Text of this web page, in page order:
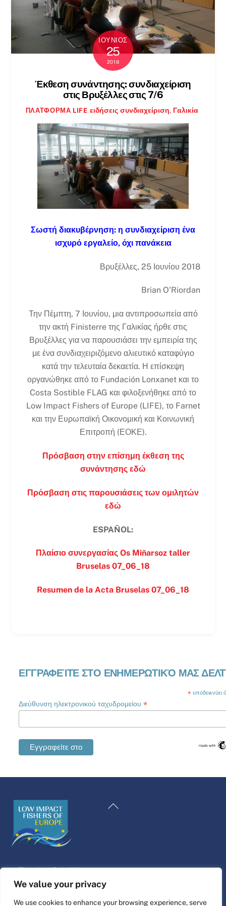
We value your privacy
We use cookies to enhance your browsing experience, serve
ΙΟΎΝΙΟΣ
25
2018
Έκθεση συνάντησης: συνδιαχείριση
στις Βρυξέλλες στις 7/6
ΠΛΑΤΦΌΡΜΑ LIFE ειδήσεις συνδιαχείριση, Γαλικία
Σωστή διακυβέρνηση: η συνδιαχείριση ένα
ισχυρό εργαλείο, όχι πανάκεια
Βρυξέλλες, 25 Ιουνίου 2018
Brian O'Riordan
Την Πέμπτη, 7 Ιουνίου, μια αντιπροσωπεία από
την ακτή Finisterre της Γαλικίας ήρθε στις
Βρυξέλλες για να παρουσιάσει την εμπειρία της
με ένα συνδιαχειριζόμενο αλιευτικό καταφύγιο
κατά την τελευταία δεκαετία. Η επίσκεψη
οργανώθηκε από το Fundación Lonxanet και το
Costa Sostible FLAG και φιλοξενήθηκε από το
Low Impact Fishers of Europe (LIFE), το Farnet
και την Ευρωπαϊκή Οικονομική και Κοινωνική
Επιτροπή (ΕΟΚΕ).
Πρόσβαση στην επίσημη έκθεση της
συνάντησης εδώ
Πρόσβαση στις παρουσιάσεις των ομιλητών
εδώ
ESPAÑOL:
Πλαίσιο συνεργασίας Os Miñarsoz taller
Bruselas 07_06_18
Resumen de la Acta Bruselas 07_06_18
ΕΓΓΡΑΦΕΊΤΕ ΣΤΟ ΕΝΗΜΕΡΩΤΙΚΌ ΜΑΣ
* υποδεικνύει
Διεύθυνση ηλεκτρονικού ταχυδρομείου*
Επιστροφή
©Πλατφόρμα ζωής2026
Σχεδιασμός και κατασκευή ιστοσελίδας από
Swedish